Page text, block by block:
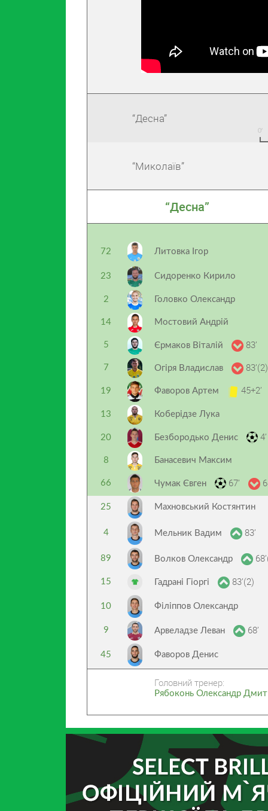
“Десна”
“Миколаїв”
“Десна”
72 Литовка Ігор
23 Сидоренко Кирило
2 Головко Олександр
14 Мостовий Андрій
5 Єрмаков Віталій 83’
7 Огіря Владислав 83’(2)
19 Фаворов Артем 45+2’
13 Коберідзе Лука
20 Безбородько Денис 4’
8 Банасевич Максим
66 Чумак Євген 67’
25 Махновський Костянтин
4 Мельник Вадим 83’
89 Волков Олександр
15 Гадрані Гіоргі 83’(2)
10 Філіппов Олександр
9 Арвеладзе Леван 68’
45 Фаворов Денис
Головний тренер:
Рябоконь Олександр